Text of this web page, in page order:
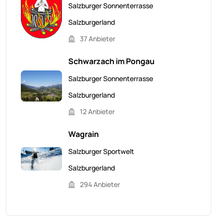
Salzburger Sonnenterrasse
Salzburgerland
37 Anbieter
Schwarzach im Pongau
Salzburger Sonnenterrasse
Salzburgerland
12 Anbieter
Wagrain
Salzburger Sportwelt
Salzburgerland
294 Anbieter